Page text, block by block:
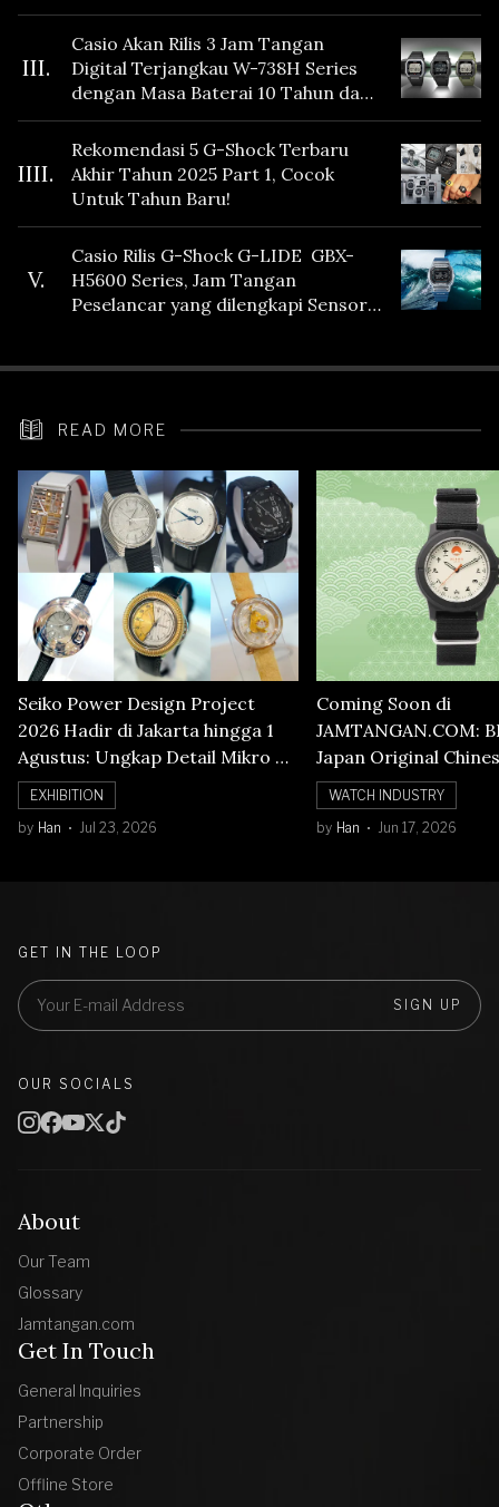
III.
Casio Akan Rilis 3 Jam Tangan
Digital Terjangkau W-738H Series
dengan Masa Baterai 10 Tahun dan
Fitur Vibration
IIII.
Rekomendasi 5 G-Shock Terbaru
Akhir Tahun 2025 Part 1, Cocok
Untuk Tahun Baru!
V.
Casio Rilis G-Shock G-LIDE GBX-
H5600 Series, Jam Tangan
Peselancar yang dilengkapi Sensor
READ MORE
Seiko Power Design Project
2026 Hadir di Jakarta hingga 1
Agustus: Ungkap Detail Mikro di
Balik Seni Watchmaking
EXHIBITION
by Han Jul 23, 2026
Coming Soon di
JAMTANGAN.COM:
Japan Original
Numerals Watch
WATCH INDUSTRY
by Han Jun 17, 2026
About
Our Team
Glossary
Jamtangan.com
Get In Touch
General Inquiries
Partnership
Corporate Order
Offline Store
GET IN THE LOOP
SIGN UP
OUR SOCIALS